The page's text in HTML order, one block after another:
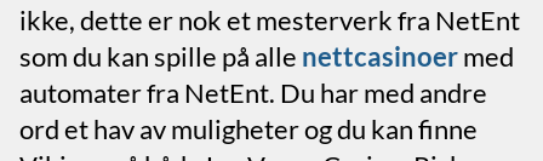
ikke, dette er nok et mesterverk fra NetEnt
som du kan spille på alle nettcasinoermed
automater fra NetEnt. Du har med andre
ord et hav av muligheter og du kan finne